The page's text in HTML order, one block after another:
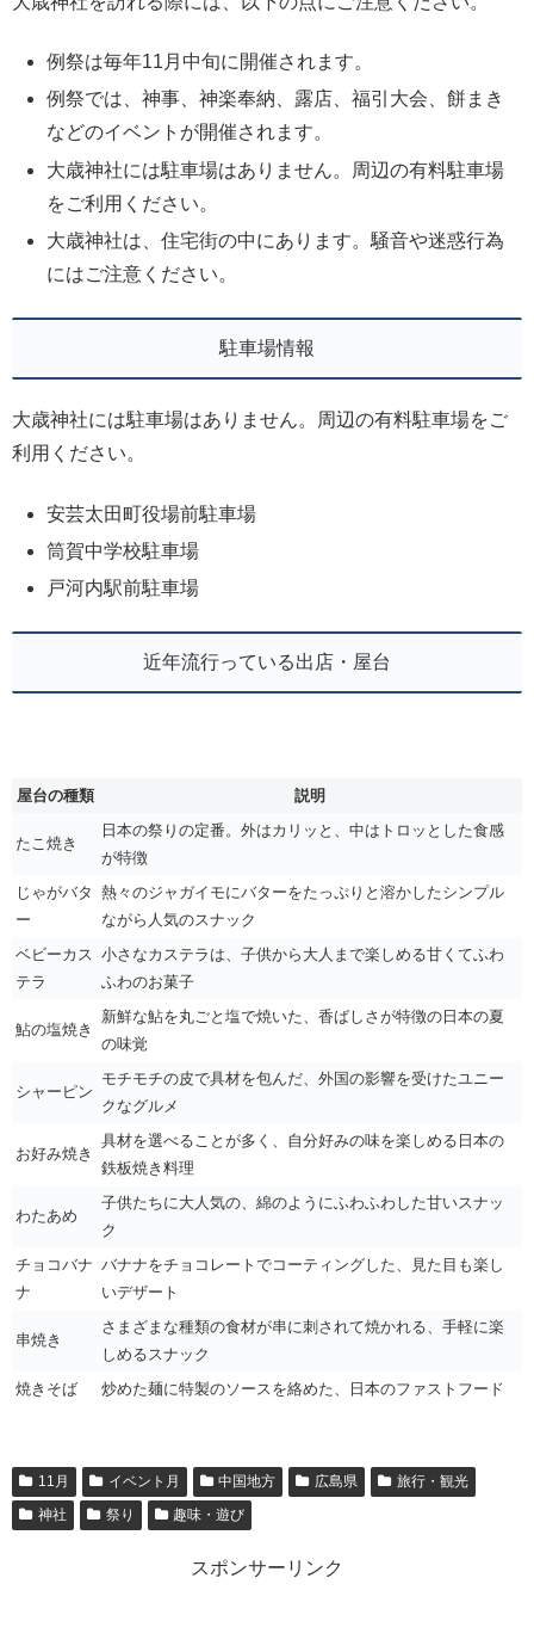
例祭は毎年11月中旬に開催されます。
例祭では、神事、神楽奉納、露店、福引大会、餅まき
などのイベントが開催されます。
大歳神社には駐車場はありません。周辺の有料駐車場
をご利用ください。
大歳神社は、住宅街の中にあります。騒音や迷惑行為
にはご注意ください。
駐車場情報
大歳神社には駐車場はありません。周辺の有料駐車場をご
利用ください。
安芸太田町役場前駐車場
筒賀中学校駐車場
戸河内駅前駐車場
近年流行っている出店・屋台
屋台の種類 説明
たこ焼き
日本の祭りの定番。外はカリッと、中はトロッとした食感
が特徴
じゃがバタ
ー
熱々のジャガイモにバターをたっぷりと溶かしたシンプル
ながら人気のスナック
ベビーカス
テラ
小さなカステラは、子供から大人まで楽しめる甘くてふわ
ふわのお菓子
鮎の塩焼き
新鮮な鮎を丸ごと塩で焼いた、香ばしさが特徴の日本の夏
の味覚
シャーピン
モチモチの皮で具材を包んだ、外国の影響を受けたユニー
クなグルメ
お好み焼き
具材を選べることが多く、自分好みの味を楽しめる日本の
鉄板焼き料理
わたあめ
子供たちに大人気の、綿のようにふわふわした甘いスナッ
ク
チョコバナ
ナ
バナナをチョコレートでコーティングした、見た目も楽し
いデザート
串焼き
さまざまな種類の食材が串に刺されて焼かれる、手軽に楽
しめるスナック
焼きそば
炒めた麺に特製のソースを絡めた、日本のファストフード
11月 イベント月 中国地方 広島県
旅行・観光
神社
祭り 趣味・遊び
スポンサーリンク